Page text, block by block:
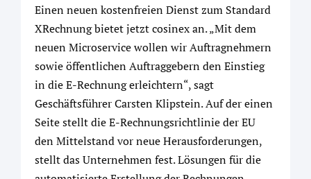
Einen neuen kostenfreien Dienst zum Standard
XRechnung bietet jetzt cosinex an. „Mit dem
neuen Microservice wollen wir Auftragnehmern
sowie öffentlichen Auftraggebern den Einstieg
in die E-Rechnung erleichtern“, sagt
Geschäftsführer Carsten Klipstein. Auf der einen
Seite stellt die E-Rechnungsrichtlinie der EU
den Mittelstand vor neue Herausforderungen,
stellt das Unternehmen fest. Lösungen für die